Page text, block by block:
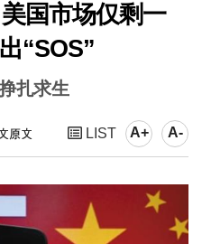
国市场仅剩一
“SOS”
扎求生
LIST A+ A-